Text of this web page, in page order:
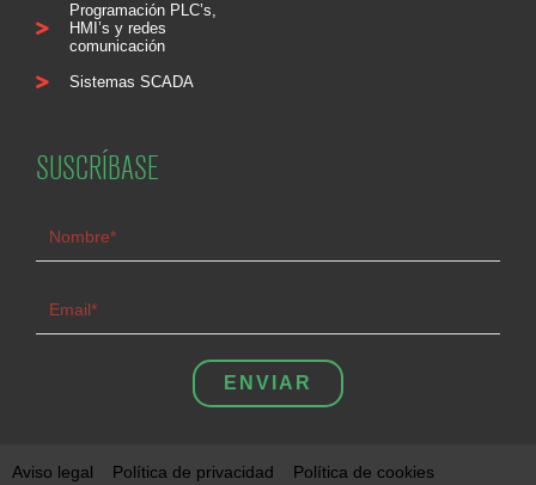
Programación PLC’s,
HMI’s y redes
comunicación
Sistemas SCADA
SUSCRÍBASE
ENVIAR
Aviso legal Política de privacidad
Política de cookies